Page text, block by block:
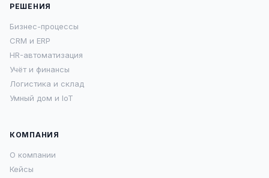
РЕШЕНИЯ
Бизнес-процессы
CRM и ERP
HR-автоматизация
Учёт и финансы
Логистика и склад
Умный дом и IoT
КОМПАНИЯ
О компании
Кейсы